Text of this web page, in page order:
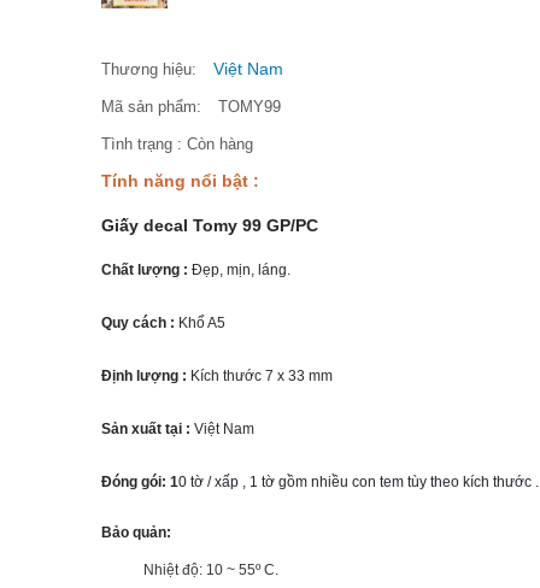
Thương hiệu: Việt Nam
Mã sản phẩm: TOMY99
Tình trạng : Còn hàng
Tính năng nổi bật :
Giấy decal Tomy 99 GP/PC
Chất lượng : Đẹp, mịn, láng.
Quy cách : Khổ A5
Định lượng : Kích thước 7 x 33 mm
Sản xuất tại : Việt Nam
Đóng gói: 10 tờ / xấp , 1 tờ gồm nhiều con tem tùy theo kích thước .
Bảo quản:
Nhiệt độ: 10 ~ 55º C.